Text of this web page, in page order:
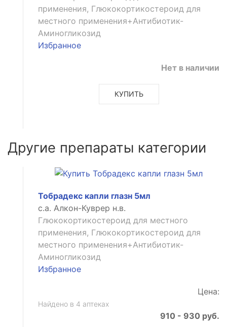
применения, Глюкокортикостероид для
местного применения+Антибиотик-
Аминогликозид
Избранное
Нет в наличии
КУПИТЬ
Другие препараты категории
Тобрадекс капли глазн 5мл
с.а. Алкон-Куврер н.в.
Глюкокортикостероид для местного
применения, Глюкокортикостероид для
местного применения+Антибиотик-
Аминогликозид
Избранное
Цена:
Найдено в 4 аптеках
910 - 930 руб.